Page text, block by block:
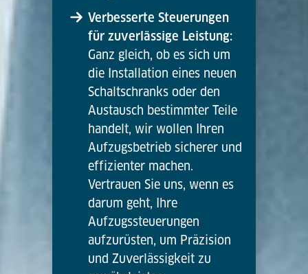
Verbesserte Steuerungen
für zuverlässige Leistung:
Ganz gleich, ob es sich um
die Installation eines neuen
Schaltschranks oder den
Austausch bestimmter Teile
handelt, wir wollen Ihren
Aufzugsbetrieb sicherer und
effizienter machen.
Vertrauen Sie uns, wenn es
darum geht, Ihre
Aufzugssteuerungen
aufzurüsten, um Präzision
und Zuverlässigkeit zu